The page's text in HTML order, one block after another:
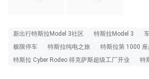
新出行特斯拉Model 3社区 特斯拉Model 3
极限停车
特斯拉纯电之旅
特斯拉第 1000
特斯拉 Cyber Rodeo 得克萨斯超级工厂开业
特